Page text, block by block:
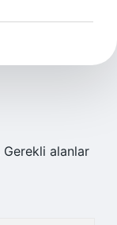
Gerekli alanlar